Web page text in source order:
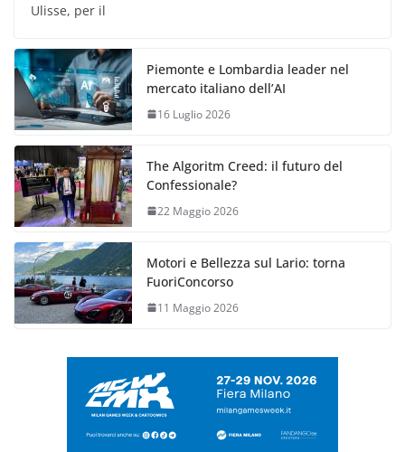
Ulisse, per il
Piemonte e Lombardia leader nel
mercato italiano dell’AI
16 Luglio 2026
The Algoritm Creed: il futuro del
Confessionale?
22 Maggio 2026
Motori e Bellezza sul Lario: torna
FuoriConcorso
11 Maggio 2026